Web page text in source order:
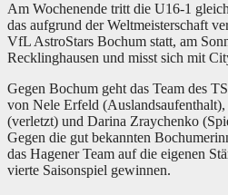
Am Wochenende tritt die U16-1
das aufgrund der Weltmeisterschaft
VfL AstroStars Bochum statt, am
Recklinghausen und misst sich mit
Gegen Bochum geht das Team des
von Nele Erfeld
(verletzt) und Darina Zraychenko
Gegen die gut bekannten
das Hagener Team auf die eigenen
vierte Saisonspiel gewinnen.